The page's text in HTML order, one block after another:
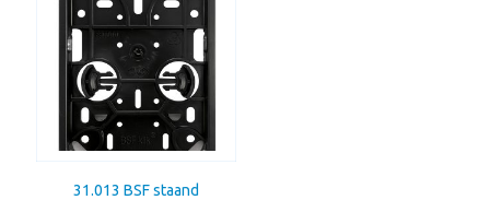
31.013 BSF staand